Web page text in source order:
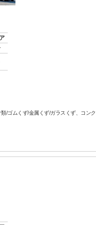
/ゴムくず/金属くず/ガラスくず、コン